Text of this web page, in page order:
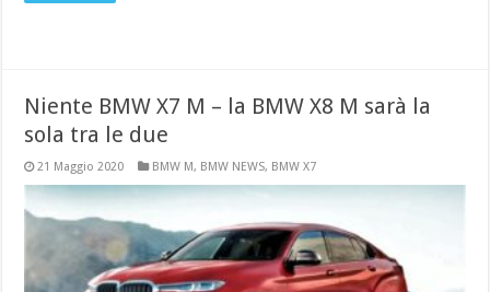
Niente BMW X7 M – la BMW X8 M sarà la
sola tra le due
21 Maggio 2020 BMW M, BMW NEWS, BMW X7